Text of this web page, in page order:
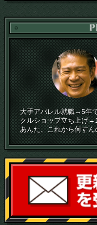
大手アパレル就職→5年
クルショップ立ち上げ
あんた、これから何すん